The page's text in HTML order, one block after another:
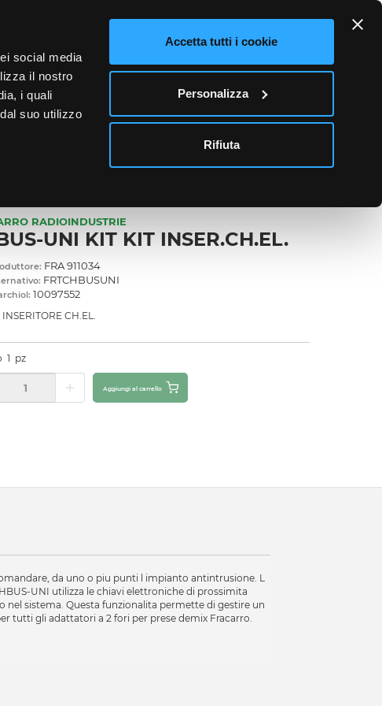
social media
il nostro
i quali
suo utilizzo
Accetta tutti i cookie
Personalizza
Rifiuta
0
RADIOINDUSTRIE
UNI KIT KIT INSER.CH.EL.
FRA 911034
FRTCHBUSUNI
10097552
CH.EL.
1 pz
Aggiungi al carrello
da uno o piu punti l impianto antintrusione. L
UNI utilizza le chiavi elettroniche di prossimita
nel sistema. Questa funzionalita permette di gestire un
tutti gli adattatori a 2 fori per prese demix Fracarro.